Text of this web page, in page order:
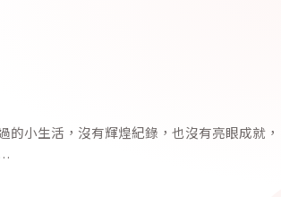
的小生活，沒有輝煌紀錄，也沒有亮眼成就，